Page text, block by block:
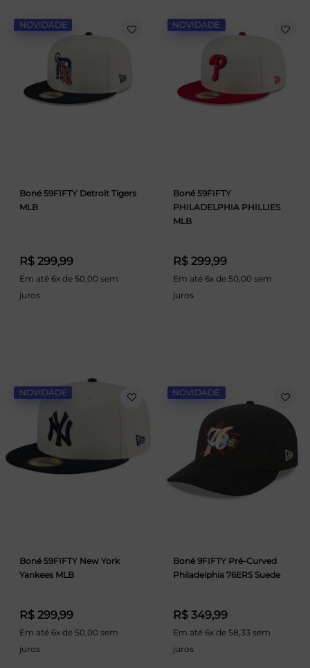
NOVIDADE
Boné 59FIFTY Detroit Tigers
MLB
R$ 299,99
Em até 6x de 50,00 sem
juros
NOVIDADE
Boné 59FIFTY
PHILADELPHIA PHILLIES
MLB
R$ 299,99
Em até 6x de 50,00 sem
juros
NOVIDADE
Boné 59FIFTY New York
Yankees MLB
R$ 299,99
Em até 6x de 50,00 sem
juros
NOVIDADE
Boné 9FIFTY Pré-Curved
Philadelphia 76ERS Suede
R$ 349,99
Em até 6x de 58,33 sem
juros